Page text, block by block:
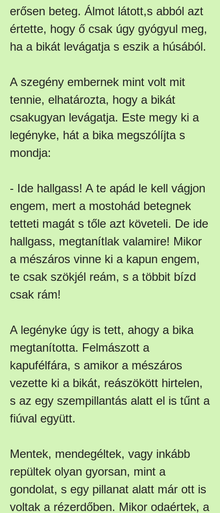
erősen beteg. Álmot látott,s abból azt
értette, hogy ő csak úgy gyógyul meg,
ha a bikát levágatja s eszik a húsából.
A szegény embernek mint volt mit
tennie, elhatározta, hogy a bikát
csakugyan levágatja. Este megy ki a
legényke, hát a bika megszólíjta s
mondja:
- Ide hallgass! A te apád le kell vágjon
engem, mert a mostohád betegnek
tetteti magát s tőle azt követeli. De ide
hallgass, megtanítlak valamire! Mikor
a mészáros vinne ki a kapun engem,
te csak szökjél reám, s a többit bízd
csak rám!
A legényke úgy is tett, ahogy a bika
megtanította. Felmászott a
kapufélfára, s amikor a mészáros
vezette ki a bikát, reászökött hirtelen,
s az egy szempillantás alatt el is tűnt a
fiúval együtt.
Mentek, mendegéltek, vagy inkább
repültek olyan gyorsan, mint a
gondolat, s egy pillanat alatt már ott is
voltak a rézerdőben. Mikor odaértek, a